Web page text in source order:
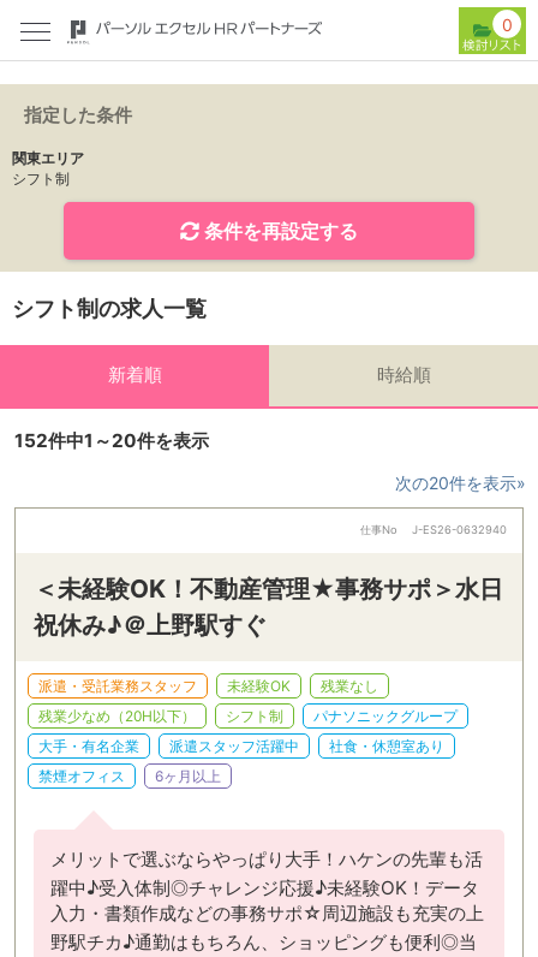
0
指定した条件
関東エリア
シフト制
条件を再設定する
シフト制の求人一覧
新着順 時給順
152件中1～20件を表示
次の20件を表示»
仕事No J-ES26-0632940
＜未経験OK！不動産管理★事務サポ＞水日
祝休み♪＠上野駅すぐ
派遣・受託業務スタッフ 未経験OK
残業なし
残業少なめ（20H以下）
シフト制
パナソニックグループ
大手・有名企業
派遣スタッフ活躍中
社食・休憩室あり
禁煙オフィス
6ヶ月以上
メリットで選ぶならやっぱり大手！ハケンの先輩も活
躍中♪受入体制◎チャレンジ応援♪未経験OK！データ
入力・書類作成などの事務サポ☆周辺施設も充実の上
野駅チカ♪通勤はもちろん、ショッピングも便利◎当